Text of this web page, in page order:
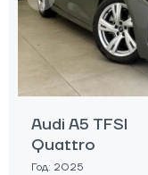
Audi A5 TFSI
Quattro
Год: 2025